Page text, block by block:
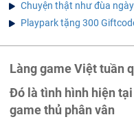
Chuyện thật như đùa
Playpark tặng 300
Làng game Việt tuần
Đó là tình hình hiện
game thủ phân vân